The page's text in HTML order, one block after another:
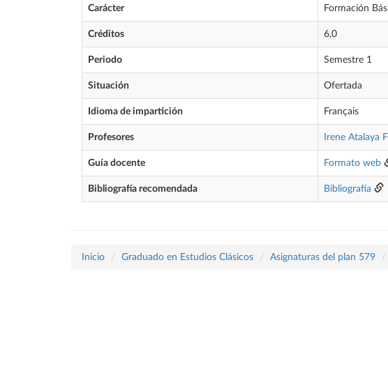
Carácter Formación
Créditos 6,0
Periodo Semestre 1
Situación Ofertada
Idioma de impartición Français
Profesores Irene Atalaya
Guía docente Formato web
Bibliografía recomendada Bibliografía
Inicio Graduado en Estudios Clásicos Asignaturas del plan 579